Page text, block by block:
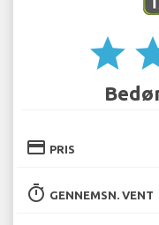
star
credit_card PRIS
timer GENNEMSN. VENT